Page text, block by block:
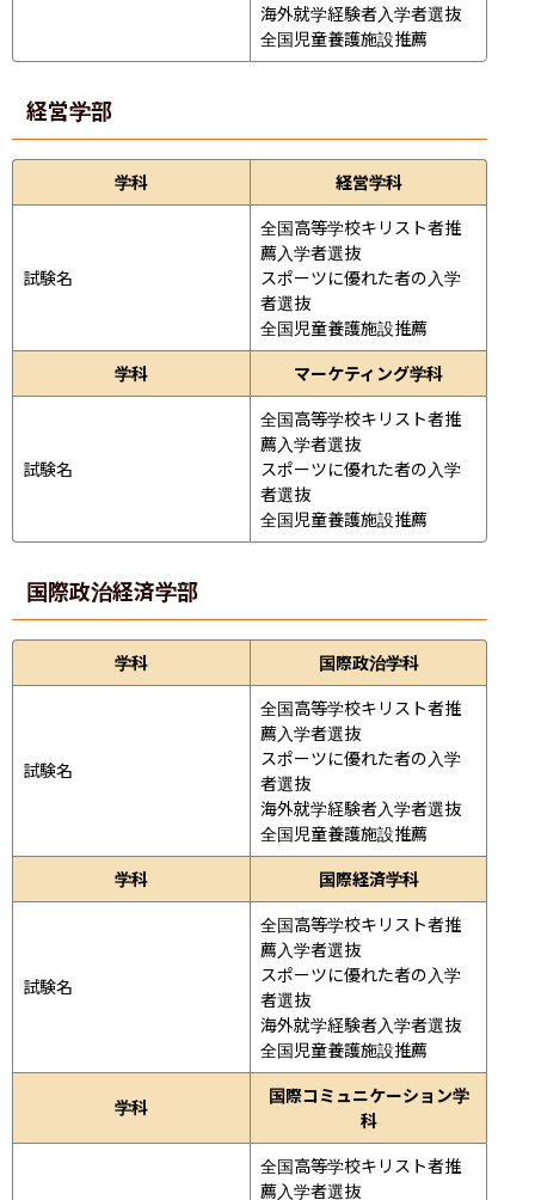
海外就学経験者入学者選抜
全国児童養護施設推薦
経営学部
学科 経営学科
試験名
全国高等学校キリスト者推
薦入学者選抜
スポーツに優れた者の入学
者選抜
全国児童養護施設推薦
学科
マーケティング学科
試験名
全国高等学校キリスト者推
薦入学者選抜
スポーツに優れた者の入学
者選抜
全国児童養護施設推薦
国際政治経済学部
学科 国際政治学科
試験名
全国高等学校キリスト者推
薦入学者選抜
スポーツに優れた者の入学
者選抜
海外就学経験者入学者選抜
全国児童養護施設推薦
学科
国際経済学科
試験名
全国高等学校キリスト者推
薦入学者選抜
スポーツに優れた者の入学
者選抜
海外就学経験者入学者選抜
全国児童養護施設推薦
学科
国際コミュニケーション学
科
全国高等学校キリスト者推
薦入学者選抜